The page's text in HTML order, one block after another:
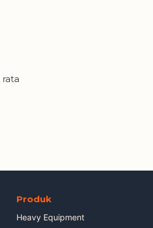
Produk
Heavy Equipment